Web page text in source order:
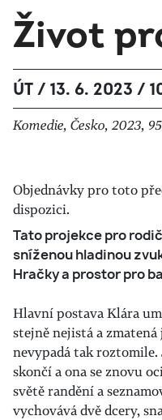
Život
ÚT / 13. 6. 2023 /
Komedie, Česko, 2023,
Objednávky pro toto
dispozici.
Tato projekce pro
sníženou hladinou
Hračky a prostor pro
Hlavní postava Klára
stejně nejistá a
nevypadá tak roztomile.
skončí a ona se znovu
světě randění a
vychovává dvě dcery,